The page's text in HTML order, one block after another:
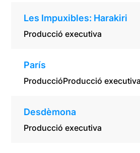
Les Impuxibles: Harakiri
Producció executiva
París
ProduccióProducció executiva
Desdèmona
Producció executiva